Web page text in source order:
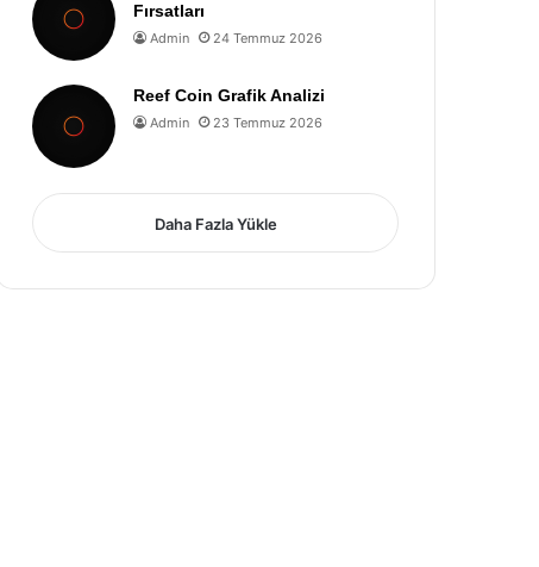
Fırsatları
Admin 24 Temmuz 2026
Reef Coin Grafik Analizi
Admin 23 Temmuz 2026
Daha Fazla Yükle